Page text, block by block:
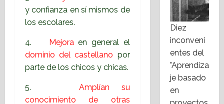
y confianza en sí mismos de
los escolares.
4. Mejora en general el
dominio del castellano por
parte de los chicos y chicas.
5. Amplían su
conocimiento de otras
Diez
inconveni
entes del
"Aprendiza
je basado
en